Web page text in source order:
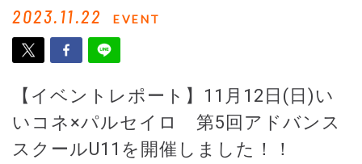
2023.11.22 EVENT
【イベントレポート】11月12日(日)い
いコネ×パルセイロ 第5回アドバンス
スクールU11を開催しました！！